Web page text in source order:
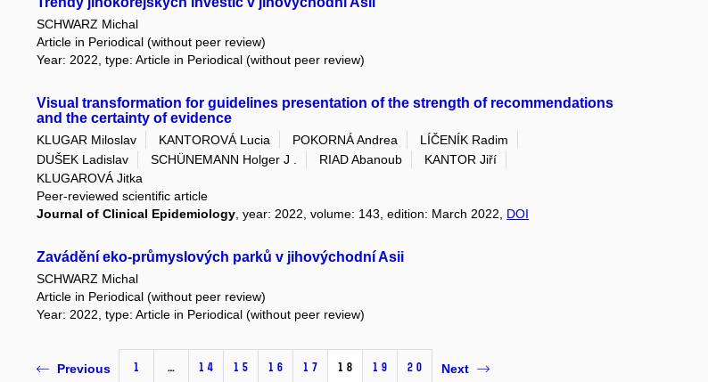
SCHWARZ Michal
Article in Periodical (without peer review)
Year: 2022, type: Article in Periodical (without peer review)
Visual transformation for guidelines presentation of the strength of recommendations
and the certainty of evidence
KLUGAR Miloslav KANTOROVÁ Lucia POKORNÁ Andrea
LÍČENÍK Radim
DUŠEK Ladislav
SCHÜNEMANN Holger J . RIAD Abanoub
KANTOR Jiří
KLUGAROVÁ Jitka
Peer-reviewed scientific article
Journal of Clinical Epidemiology , year: 2022, volume: 143, edition: March 2022, DOI
Zavádění eko-průmyslových parků v jihovýchodní Asii
SCHWARZ Michal
Article in Periodical (without peer review)
Year: 2022, type: Article in Periodical (without peer review)
Previous 1 … 14 15 16 17 18 19 20 Next